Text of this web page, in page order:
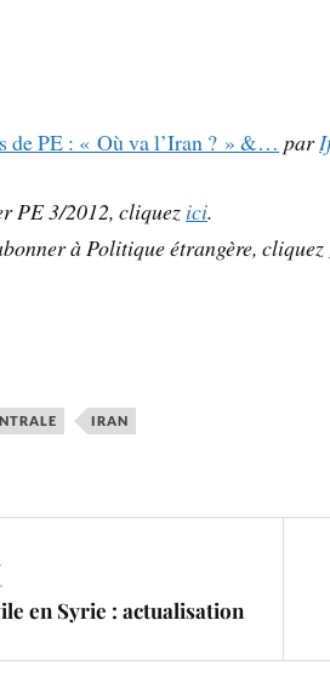
de PE : « Où va l’Iran ? » &… par
PE 3/2012, cliquez ici.
àPolitique étrangère, cliquez
IRAN
en Syrie : actualisation